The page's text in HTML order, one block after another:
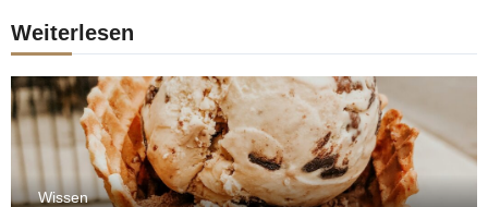
Weiterlesen
Wissen